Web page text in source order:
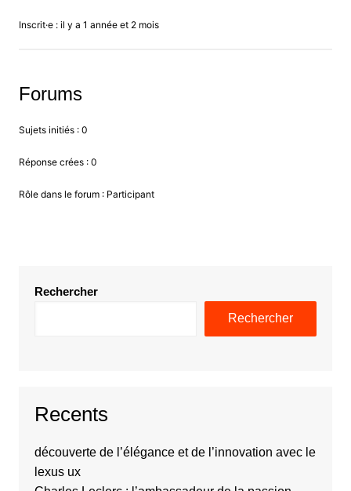
Inscrit·e : il y a 1 année et 2 mois
Forums
Sujets initiés : 0
Réponse crées : 0
Rôle dans le forum : Participant
Rechercher
Rechercher
Recents
découverte de l’élégance et de l’innovation avec le
lexus ux